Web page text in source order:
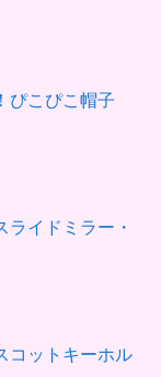
ぴこぴこ帽子
イドミラー・
コットキーホル